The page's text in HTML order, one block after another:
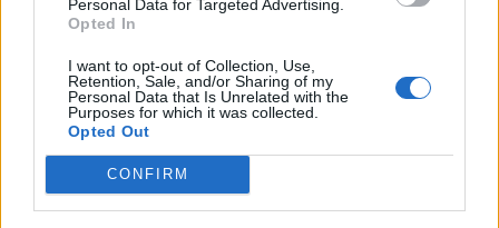
Personal Data for Targeted Advertising.
Opted In
I want to opt-out of Collection, Use,
Retention, Sale, and/or Sharing of my
Personal Data that Is Unrelated with the
Purposes for which it was collected.
Opted Out
CONFIRM